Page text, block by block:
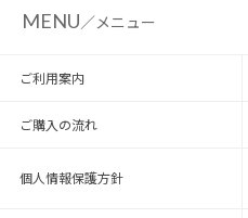
MENU／メニュー
ご利用案内
ご購入の流れ
個人情報保護方針